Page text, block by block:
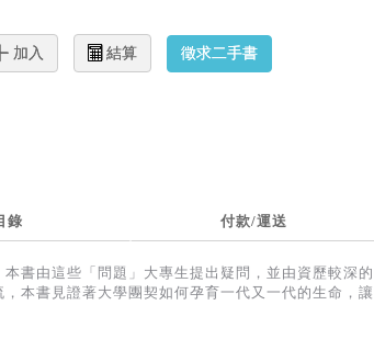
加入 結算 徵求二手書
錄 付款/運送
書由這些「問題」大專生提出疑問，並由資歷較深的
本書見證著大學團契如何孕育一代又一代的生命，讓